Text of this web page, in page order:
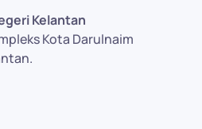
Kelantan
Kota Darulnaim